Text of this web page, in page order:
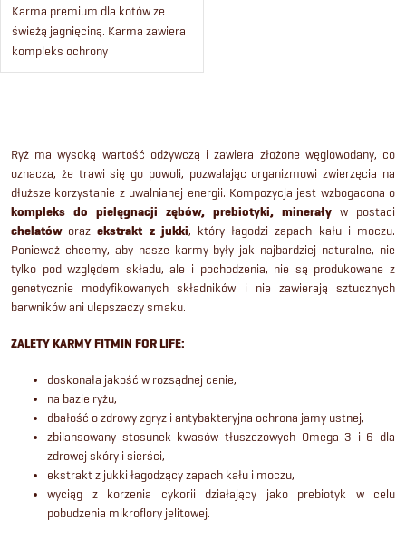
Karma premium dla kotów ze
świeżą jagnięciną. Karma zawiera
kompleks ochrony
stomatologicznej, świeże mięso
o
n
t
r
o
l
Ryż ma wysoką wartość odżywczą i zawiera złożone węglowodany, co
oznacza, że trawi się go powoli, pozwalając organizmowi zwierzęcia na
dłuższe korzystanie z uwalnianej energii. Kompozycja jest wzbogacona o
kompleks do pielęgnacji zębów, prebiotyki, minerały w postaci
chelatóworazekstrakt z jukki, który łagodzi zapach kału i moczu.
Ponieważ chcemy, aby nasze karmy były jak najbardziej naturalne, nie
tylko pod względem składu, ale i pochodzenia, nie są produkowane z
genetycznie modyfikowanych składników i nie zawierają sztucznych
barwników ani ulepszaczy smaku.
ZALETY KARMY FITMIN FOR LIFE:
doskonała jakość w rozsądnej cenie,
na bazie ryżu,
dbałość o zdrowy zgryz i antybakteryjna ochrona jamy ustnej,
zbilansowany stosunek kwasów tłuszczowych Omega 3 i 6 dla
zdrowej skóry i sierści,
ekstrakt z jukki łagodzący zapach kału i moczu,
wyciąg z korzenia cykorii działający jako prebiotyk w celu
pobudzenia mikroflory jelitowej.